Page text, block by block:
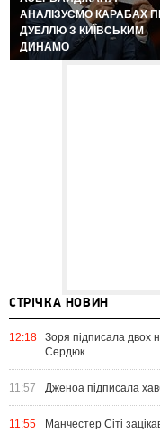
АНАЛІЗУЄМО КАРАБАХ
ДУЕЛЛЮ З КИЇВСЬКИМ
ДИНАМО
СТРІЧКА НОВИН
12:18
Зоря підписала двох
Сердюк
11:57 Дженоа підписала
11:55 Манчестер Сіті